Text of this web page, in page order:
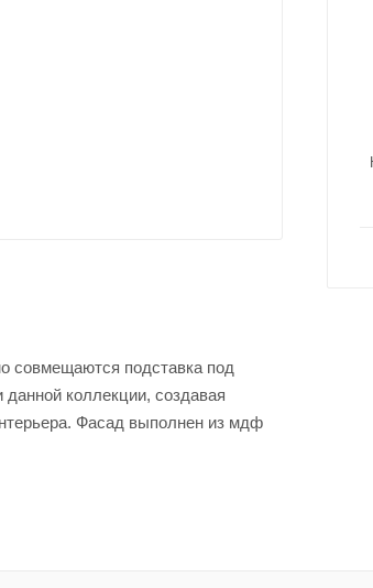
совмещаются подставка под
коллекции, создавая
Фасад выполнен из мдф